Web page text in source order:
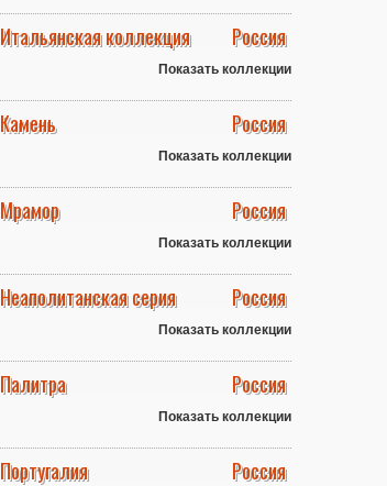
Итальянская коллекция Россия
Показать коллекции
Камень Россия
Показать коллекции
Мрамор Россия
Показать коллекции
Неаполитанская серия Россия
Показать коллекции
Палитра Россия
Показать коллекции
Португалия Россия